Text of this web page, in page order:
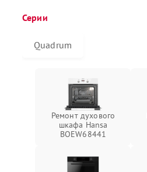
Серии
Quadrum
Ремонт духового
шкафа Hansa
BOEW68441